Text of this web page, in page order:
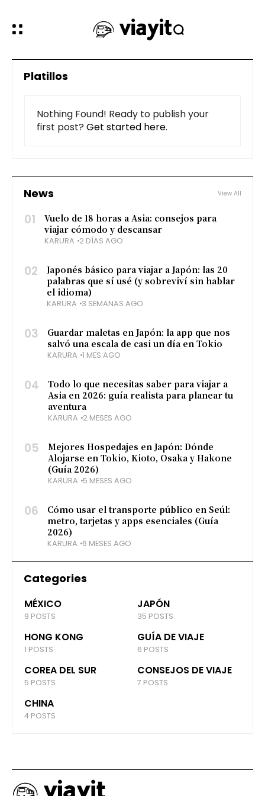
Platillos
Nothing Found! Ready to publish your
first post? Get started here.
News View All
01
Vuelo de 18 horas a Asia: consejos para
viajar cómodo y descansar
KARURA 2 DÍAS AGO
02
Japonés básico para viajar a Japón: las 20
palabras que sí usé (y sobreviví sin hablar
el idioma)
KARURA 3 SEMANAS AGO
03
Guardar maletas en Japón: la app que nos
salvó una escala de casi un día en Tokio
KARURA 1 MES AGO
04
Todo lo que necesitas saber para viajar a
Asia en 2026: guía realista para planear tu
aventura
KARURA 2 MESES AGO
05
Mejores Hospedajes en Japón: Dónde
Alojarse en Tokio, Kioto, Osaka y Hakone
(Guía 2026)
KARURA 5 MESES AGO
06
Cómo usar el transporte público en Seúl:
metro, tarjetas y apps esenciales (Guía
2026)
KARURA 6 MESES AGO
Categories
MÉXICO
9 POSTS
JAPÓN
35 POSTS
HONG KONG
1 POSTS
GUÍA DE VIAJE
6 POSTS
COREA DEL SUR
5 POSTS
CONSEJOS DE VIAJE
7 POSTS
CHINA
4 POSTS